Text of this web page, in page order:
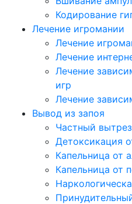
Кодирование
Лечение игромании
Лечение
Лечение
Лечение
игр
Лечение
Вывод из запоя
Частный
Детоксикация
Капельница от
Капельница от